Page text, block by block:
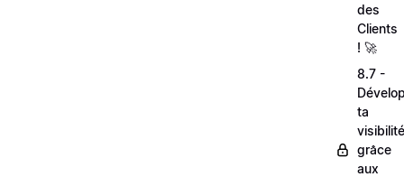
des
Clients
! 🚀
8.7 -
ta
visibilité
grâce
aux